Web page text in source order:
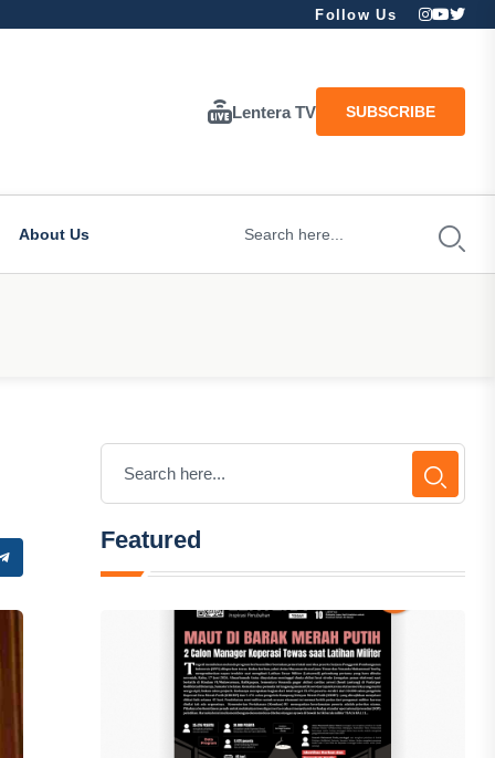
Follow Us
Lentera TV SUBSCRIBE
About Us
Featured